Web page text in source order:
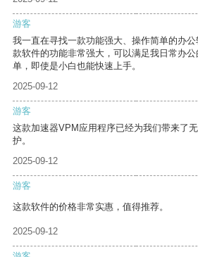
游客
我一直在寻找一款功能强大、操作简单的办
款软件的功能非常强大，可以满足我日常办
单，即使是小白也能快速上手。
2025-09-12
游客
这款加速器VPM应用程序已经为我们带来了
护。
2025-09-12
游客
这款软件的价格非常实惠，值得推荐。
2025-09-12